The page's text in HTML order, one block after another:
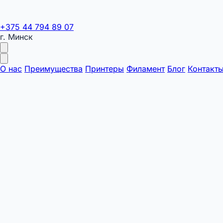
+375 44 794 89 07
г. Минск
О нас Преимущества Принтеры Филамент Блог